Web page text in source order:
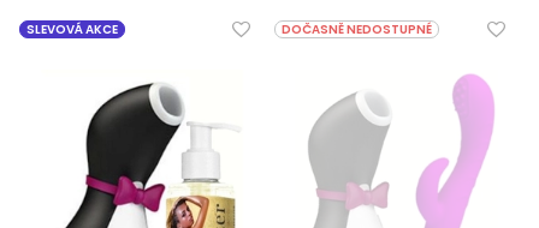
SLEVOVÁ AKCE DOČASNĚ NEDOSTUPNÉ